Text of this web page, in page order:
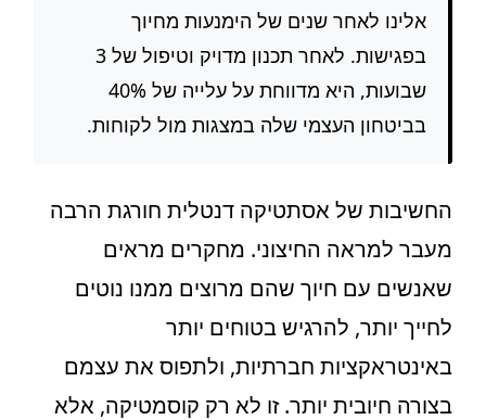
אלינו לאחר שנים של הימנעות מחיוך
בפגישות. לאחר תכנון מדויק וטיפול של 3
שבועות, היא מדווחת על עלייה של 40%
בביטחון העצמי שלה במצגות מול לקוחות.
החשיבות של אסתטיקה דנטלית חורגת הרבה
מעבר למראה החיצוני. מחקרים מראים
שאנשים עם חיוך שהם מרוצים ממנו נוטים
לחייך יותר, להרגיש בטוחים יותר
באינטראקציות חברתיות, ולתפוס את עצמם
בצורה חיובית יותר. זו לא רק קוסמטיקה, אלא